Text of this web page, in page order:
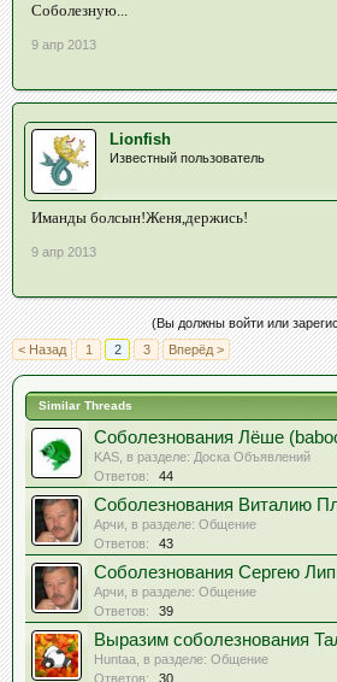
Соболезную...
9 апр 2013
Lionfish
Известный пользователь
Иманды болсын!Женя,держись!
9 апр 2013
(Вы должны войти или
< Назад
1 2 3 Вперёд >
Similar Threads
Соболезнования Лёше
KAS , в разделе: Доска Объявлений
Ответов:
44
Соболезнования Виталию
Арчи , в разделе: Общение
Ответов:
43
Соболезнования Сергею
Арчи , в разделе: Общение
Ответов:
39
Выразим соболезнования
Huntaa , в разделе: Общение
Ответов:
30